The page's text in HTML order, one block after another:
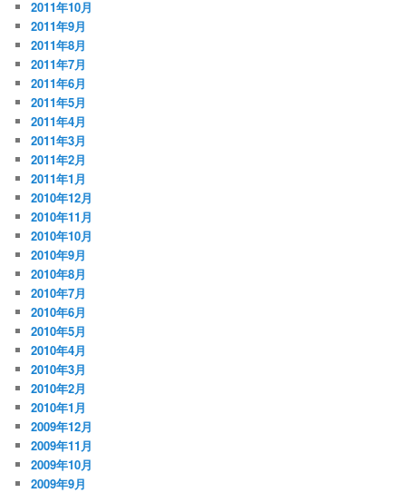
2011年10月
2011年9月
2011年8月
2011年7月
2011年6月
2011年5月
2011年4月
2011年3月
2011年2月
2011年1月
2010年12月
2010年11月
2010年10月
2010年9月
2010年8月
2010年7月
2010年6月
2010年5月
2010年4月
2010年3月
2010年2月
2010年1月
2009年12月
2009年11月
2009年10月
2009年9月